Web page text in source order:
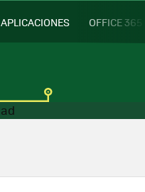
APLICACIONES OFFICE 365